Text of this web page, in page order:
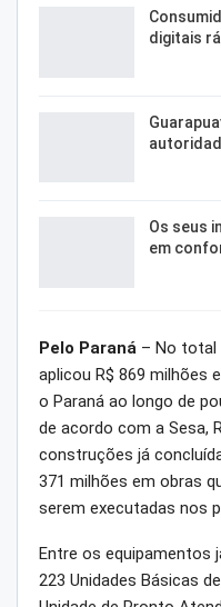
digitais
Os seus
em
Pelo Paraná – No total
aplicou R$ 869 milhões
o Paraná ao longo de
de acordo com a Sesa,
construções já
371 milhões em obras
serem executadas nos
Entre os equipamentos
223 Unidades Básicas